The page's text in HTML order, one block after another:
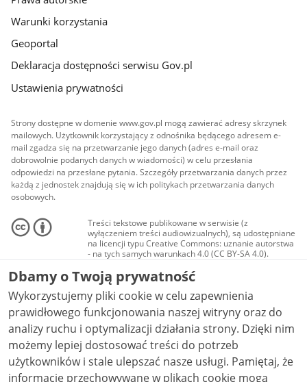
Warunki korzystania
Geoportal
Deklaracja dostępności serwisu Gov.pl
Ustawienia prywatności
Strony dostępne w domenie www.gov.pl mogą zawierać adresy skrzynek
mailowych. Użytkownik korzystający z odnośnika będącego adresem e-
mail zgadza się na przetwarzanie jego danych (adres e-mail oraz
dobrowolnie podanych danych w wiadomości) w celu przesłania
odpowiedzi na przesłane pytania. Szczegóły przetwarzania danych przez
każdą z jednostek znajdują się w ich politykach przetwarzania danych
osobowych.
Treści tekstowe publikowane w serwisie (z
wyłączeniem treści audiowizualnych), są udostępniane
na licencji typu Creative Commons: uznanie autorstwa
- na tych samych warunkach 4.0 (CC BY-SA 4.0).
Materiały audiowizualne, w tym zdjęcia, materiały
audio i wideo, są udostępniane na licencji typu
Creative Commons: uznanie autorstwa użycie
niekomercyjne - bez utworów zależnych 4.0 (CC BY-
NC-ND 4.0), o ile nie jest to stwierdzone inaczej.
Dbamy o Twoją prywatność
Wykorzystujemy pliki cookie w celu zapewnienia
prawidłowego funkcjonowania naszej witryny oraz do
analizy ruchu i optymalizacji działania strony. Dzięki nim
możemy lepiej dostosować treści do potrzeb
użytkowników i stale ulepszać nasze usługi. Pamiętaj, że
informacje przechowywane w plikach cookie mogą